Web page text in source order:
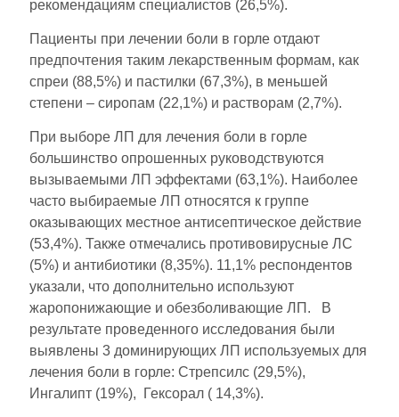
рекомендациям специалистов (26,5%).
Пациенты при лечении боли в горле отдают
предпочтения таким лекарственным формам, как
спреи (88,5%) и пастилки (67,3%), в меньшей
степени – сиропам (22,1%) и растворам (2,7%).
При выборе ЛП для лечения боли в горле
большинство опрошенных руководствуются
вызываемыми ЛП эффектами (63,1%). Наиболее
часто выбираемые ЛП относятся к группе
оказывающих местное антисептическое действие
(53,4%). Также отмечались противовирусные ЛС
(5%) и антибиотики (8,35%). 11,1% респондентов
указали, что дополнительно используют
жаропонижающие и обезболивающие ЛП. В
результате проведенного исследования были
выявлены 3 доминирующих ЛП используемых для
лечения боли в горле: Стрепсилс (29,5%),
Ингалипт (19%), Гексорал ( 14,3%).